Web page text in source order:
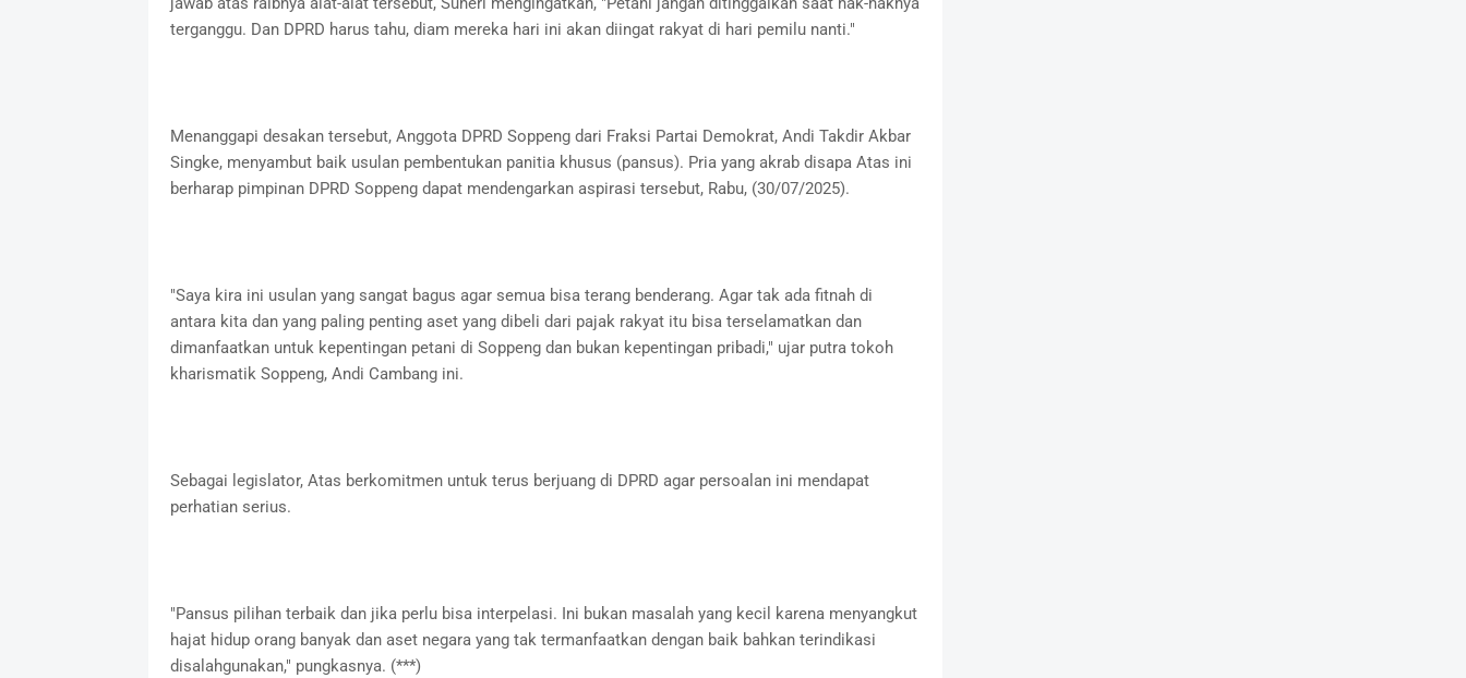
terganggu. Dan DPRD harus tahu, diam mereka hari ini akan diingat rakyat di hari pemilu nanti."
Menanggapi desakan tersebut, Anggota DPRD Soppeng dari Fraksi Partai Demokrat, Andi Takdir Akbar
Singke, menyambut baik usulan pembentukan panitia khusus (pansus). Pria yang akrab disapa Atas ini
berharap pimpinan DPRD Soppeng dapat mendengarkan aspirasi tersebut, Rabu, (30/07/2025).
"Saya kira ini usulan yang sangat bagus agar semua bisa terang benderang. Agar tak ada fitnah di
antara kita dan yang paling penting aset yang dibeli dari pajak rakyat itu bisa terselamatkan dan
dimanfaatkan untuk kepentingan petani di Soppeng dan bukan kepentingan pribadi," ujar putra tokoh
kharismatik Soppeng, Andi Cambang ini.
Sebagai legislator, Atas berkomitmen untuk terus berjuang di DPRD agar persoalan ini mendapat
perhatian serius.
"Pansus pilihan terbaik dan jika perlu bisa interpelasi. Ini bukan masalah yang kecil karena menyangkut
hajat hidup orang banyak dan aset negara yang tak termanfaatkan dengan baik bahkan terindikasi
disalahgunakan," pungkasnya. (***)